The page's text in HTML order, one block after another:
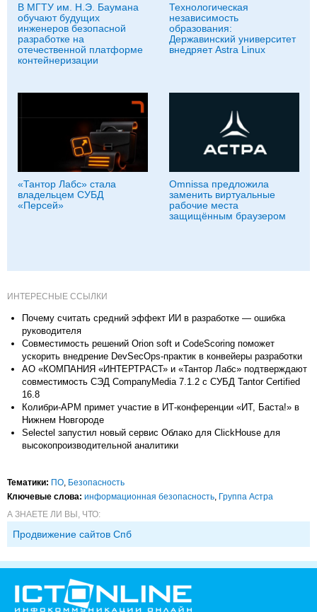
В МГТУ им. Н.Э. Баумана
обучают будущих
инженеров безопасной
разработке на
отечественной платформе
контейнеризации
Технологическая
независимость
образования:
Державинский университет
внедряет Astra Linux
«Тантор Лабс» стала
владельцем СУБД
«Персей»
Omnissa предложила
заменить виртуальные
рабочие места
защищённым браузером
ИНТЕРЕСНЫЕ ССЫЛКИ
Почему считать средний эффект ИИ в разработке — ошибка
руководителя
Совместимость решений Orion soft и CodeScoring поможет
ускорить внедрение DevSecOps-практик в конвейеры разработки
АО «КОМПАНИЯ «ИНТЕРТРАСТ» и «Тантор Лабс» подтверждают
совместимость СЭД CompanyMedia 7.1.2 с СУБД Tantor Certified
16.8
Колибри-АРМ примет участие в ИТ-конференции «ИТ, Баста!» в
Нижнем Новгороде
Selectel запустил новый сервис Облако для ClickHouse для
высокопроизводительной аналитики
Тематики: ПО, Безопасность
Ключевые слова: информационная безопасность, Группа Астра
А ЗНАЕТЕ ЛИ ВЫ, ЧТО:
Продвижение сайтов Спб